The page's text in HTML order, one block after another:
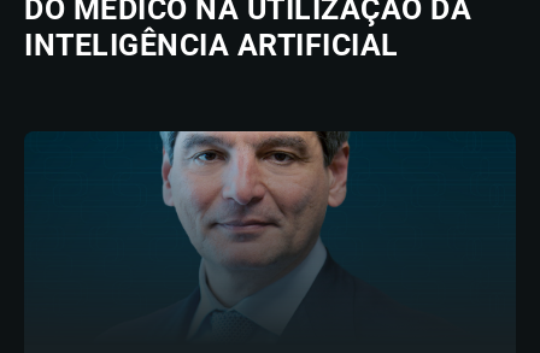
DO MÉDICO NA UTILIZAÇÃO DA
INTELIGÊNCIA ARTIFICIAL